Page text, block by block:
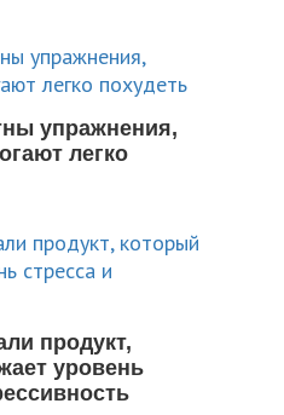
упражнения,
легко
продукт,
уровень